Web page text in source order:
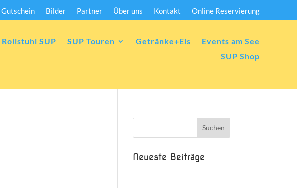
Gutschein Bilder Partner Über uns Kontakt Online Reservierung
Rollstuhl SUP SUP Touren Getränke+Eis
Events am See
SUP Shop
Neueste Beiträge